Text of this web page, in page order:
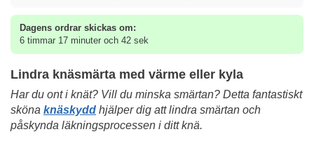
Dagens ordrar skickas om:
6 timmar 17 minuter och 42 sek
Lindra knäsmärta med värme eller kyla
Har du ont i knät? Vill du minska smärtan? Detta fantastiskt
sköna knäskydd hjälper dig att lindra smärtan och
påskynda läkningsprocessen i ditt knä.